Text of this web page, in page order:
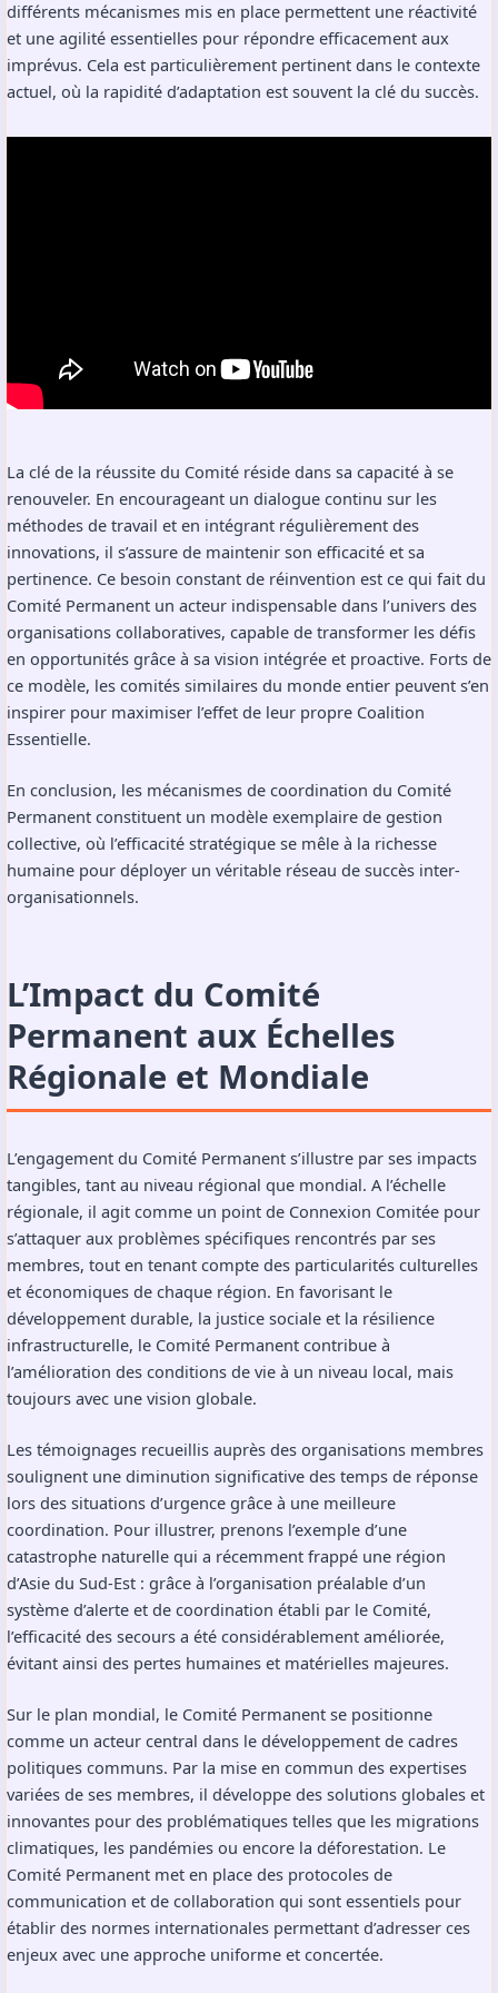
différents mécanismes mis en place permettent une réactivité
et une agilité essentielles pour répondre efficacement aux
imprévus. Cela est particulièrement pertinent dans le contexte
actuel, où la rapidité d’adaptation est souvent la clé du succès.
La clé de la réussite du Comité réside dans sa capacité à se
renouveler. En encourageant un dialogue continu sur les
méthodes de travail et en intégrant régulièrement des
innovations, il s’assure de maintenir son efficacité et sa
pertinence. Ce besoin constant de réinvention est ce qui fait du
Comité Permanent un acteur indispensable dans l’univers des
organisations collaboratives, capable de transformer les défis
en opportunités grâce à sa vision intégrée et proactive. Forts de
ce modèle, les comités similaires du monde entier peuvent s’en
inspirer pour maximiser l’effet de leur propre Coalition
Essentielle.
En conclusion, les mécanismes de coordination du Comité
Permanent constituent un modèle exemplaire de gestion
collective, où l’efficacité stratégique se mêle à la richesse
humaine pour déployer un véritable réseau de succès inter-
organisationnels.
L’Impact du Comité
Permanent aux Échelles
Régionale et Mondiale
L’engagement du Comité Permanent s’illustre par ses impacts
tangibles, tant au niveau régional que mondial. A l’échelle
régionale, il agit comme un point de Connexion Comitée pour
s’attaquer aux problèmes spécifiques rencontrés par ses
membres, tout en tenant compte des particularités culturelles
et économiques de chaque région. En favorisant le
développement durable, la justice sociale et la résilience
infrastructurelle, le Comité Permanent contribue à
l’amélioration des conditions de vie à un niveau local, mais
toujours avec une vision globale.
Les témoignages recueillis auprès des organisations membres
soulignent une diminution significative des temps de réponse
lors des situations d’urgence grâce à une meilleure
coordination. Pour illustrer, prenons l’exemple d’une
catastrophe naturelle qui a récemment frappé une région
d’Asie du Sud-Est : grâce à l’organisation préalable d’un
système d’alerte et de coordination établi par le Comité,
l’efficacité des secours a été considérablement améliorée,
évitant ainsi des pertes humaines et matérielles majeures.
Sur le plan mondial, le Comité Permanent se positionne
comme un acteur central dans le développement de cadres
politiques communs. Par la mise en commun des expertises
variées de ses membres, il développe des solutions globales et
innovantes pour des problématiques telles que les migrations
climatiques, les pandémies ou encore la déforestation. Le
Comité Permanent met en place des protocoles de
communication et de collaboration qui sont essentiels pour
établir des normes internationales permettant d’adresser ces
enjeux avec une approche uniforme et concertée.